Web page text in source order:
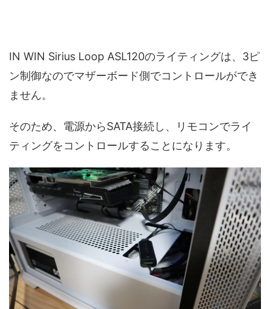
IN WIN Sirius Loop ASL120のライティングは、3ピ
ン制御なのでマザーボード側でコントロールができ
ません。
そのため、電源からSATA接続し、リモコンでライ
ティングをコントロールすることになります。